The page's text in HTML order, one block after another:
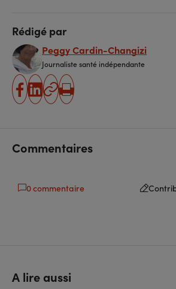
Rédigé par
Peggy Cardin-Changizi
Journaliste santé indépendante
partager
partager
Copier
Imprimer
Commentaires
0 commentaire
A lire aussi